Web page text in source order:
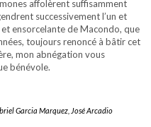
affolèrent suffisamment
successivement l’un et
ensorcelante de Macondo, que
toujours renoncé à bâtir cet
mon abnégation vous
bénévole.
Garcia Marquez, José Arcadio